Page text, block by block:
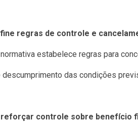
regras de controle e
estabelece regras para
descumprimento das condições
reforçar controle sobre benefício